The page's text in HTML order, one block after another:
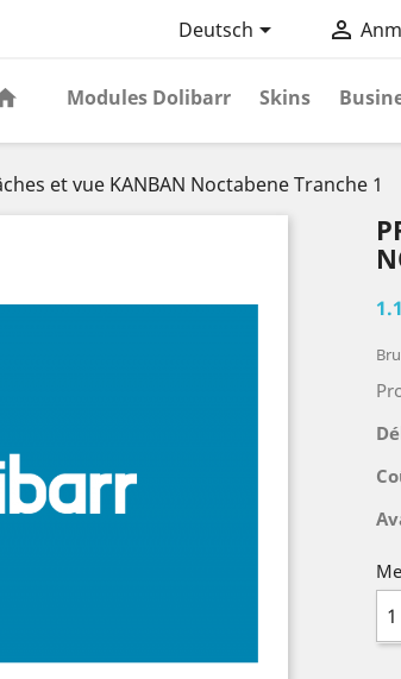
Deutsch 
Modules Dolibarr Skins
et vue KANBAN Noctabene Tranche 1